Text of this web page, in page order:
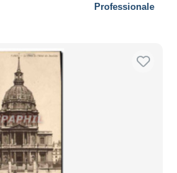
Professionale